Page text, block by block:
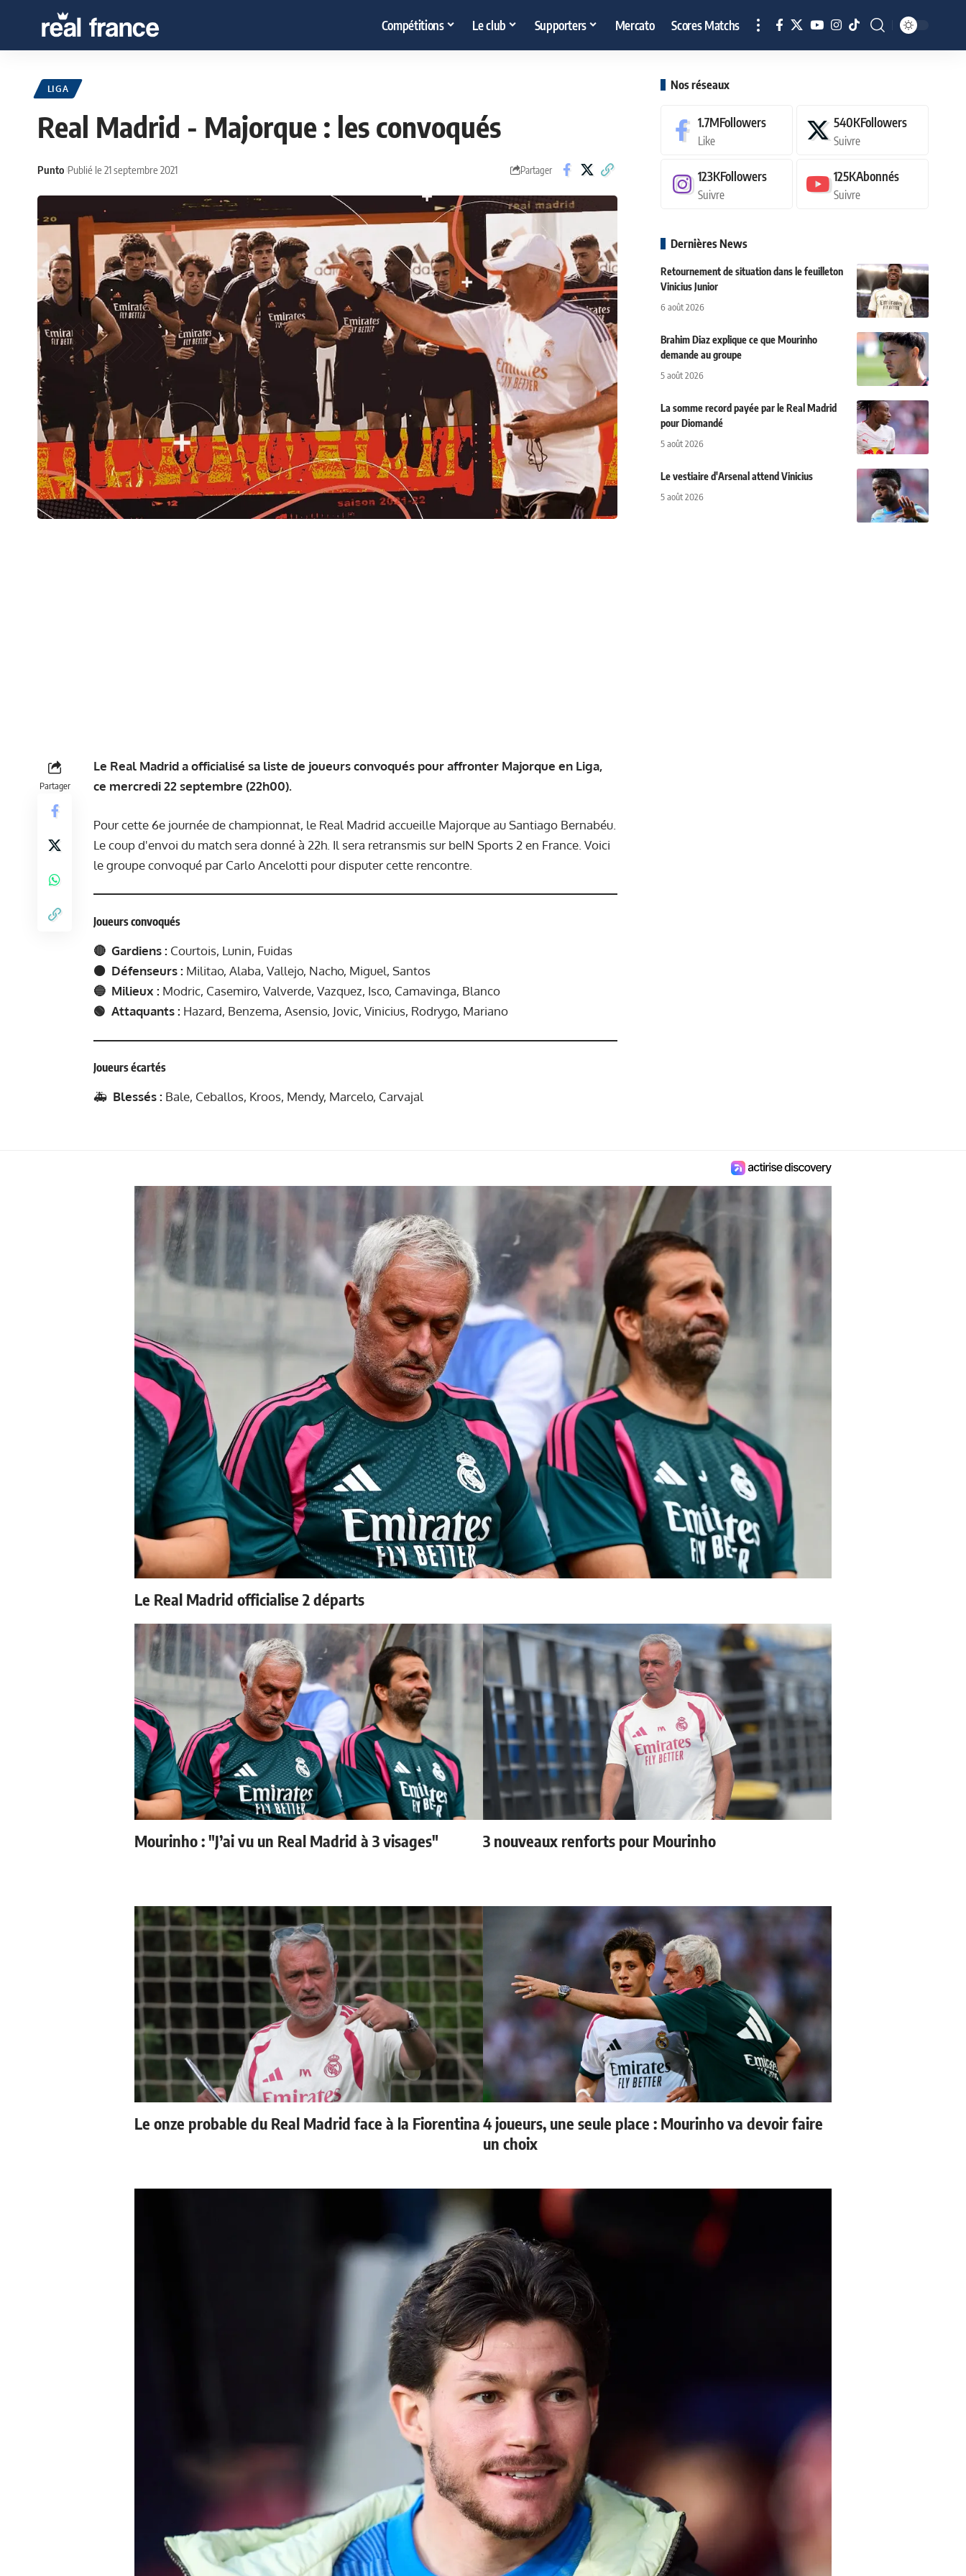
Compétitions Le club Supporters Mercato Scores Matchs
LIGA
Real Madrid - Majorque : les convoqués
Punto Publié le 21 septembre 2021 Partager
Partager
Le Real Madrid a officialisé sa liste de joueurs convoqués pour affronter Majorque en Liga,
ce mercredi 22 septembre (22h00).
Pour cette 6e journée de championnat, le Real Madrid accueille Majorque au Santiago Bernabéu.
Le coup d'envoi du match sera donné à 22h. Il sera retransmis sur beIN Sports 2 en France . Voici
le groupe convoqué par Carlo Ancelotti pour disputer cette rencontre.
Joueurs convoqués
🔴 Gardiens : Courtois, Lunin, Fuidas
🟠 Défenseurs : Militao, Alaba, Vallejo, Nacho, Miguel, Santos
🔵 Milieux : Modric, Casemiro, Valverde, Vazquez, Isco, Camavinga, Blanco
🟢 Attaquants : Hazard, Benzema, Asensio, Jovic, Vinicius, Rodrygo, Mariano
Joueurs écartés
🚑 Blessés : Bale, Ceballos, Kroos, Mendy, Marcelo, Carvajal
Nos réseaux
1.7MFollowers
Like
540KFollowers
Suivre
123KFollowers
Suivre
125KAbonnés
Suivre
Dernières News
Retournement de situation dans le feuilleton
Vinicius Junior
6 août 2026
Brahim Diaz explique ce que Mourinho
demande au groupe
5 août 2026
La somme record payée par le Real Madrid
pour Diomandé
5 août 2026
Le vestiaire d'Arsenal attend Vinicius
5 août 2026
Le Real Madrid officialise 2 départs
Mourinho : "J’ai vu un Real Madrid à 3 visages" 3 nouveaux renforts pour Mourinho
Le onze probable du Real Madrid face à la Fiorentina4 joueurs, une seule place : Mourinho va devoir faire
un choix